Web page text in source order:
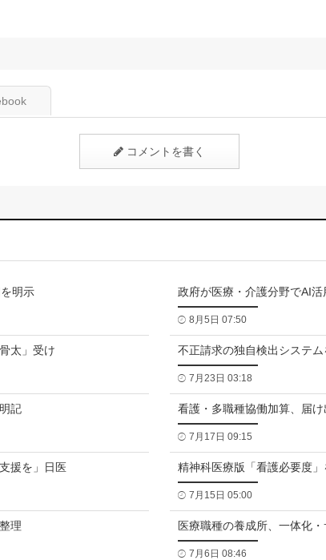
コメントを書く
明示 政府が医療・介護分野でAI活
8月5日 07:50
太」受け 不正請求の独自検出システ
7月23日 03:18
記 看護・多職種協働加算、届け
7月17日 09:15
援を」日医 精神科医療版「看護必要度
7月15日 05:00
理 医療職種の養成所、一体化
7月6日 08:46